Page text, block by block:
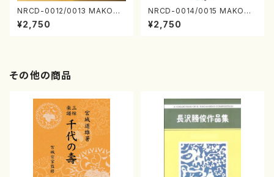
NRCD-0012/0013 MAKOTO
NAKAMURA SOLO PIANO v
ol.2, vol.3（ピアノ／CD）
¥2,750
NRCD-0014/0015 MAKOTO
NAKAMURA SOLO PIANO
さんにんひとり（CD）
¥2,750
その他の商品